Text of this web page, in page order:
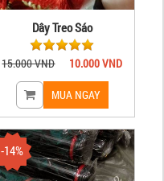
Dây Treo Sáo
15.000 VND 10.000 VND
-14%